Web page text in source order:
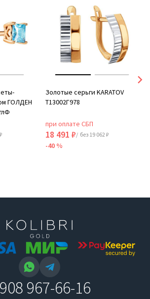
ГОЛДЕН
Золотые серьги KARATOV
Т13002Г978
при оплате СБП
18 491 ₽/ без 19 062 ₽
-40 %
967-66-16